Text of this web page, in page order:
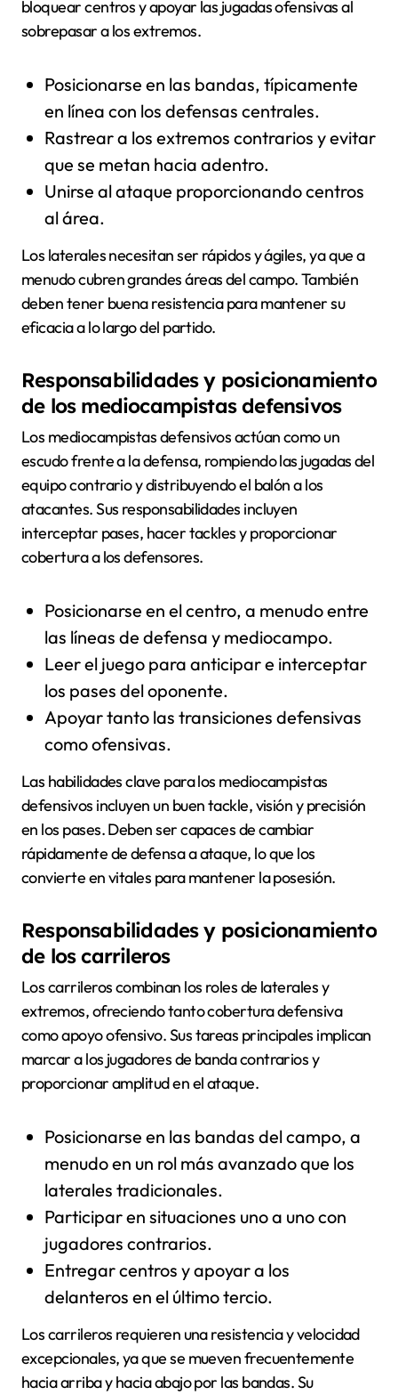
bloquear centros y apoyar las jugadas ofensivas al
sobrepasar a los extremos.
Posicionarse en las bandas, típicamente
en línea con los defensas centrales.
Rastrear a los extremos contrarios y evitar
que se metan hacia adentro.
Unirse al ataque proporcionando centros
al área.
Los laterales necesitan ser rápidos y ágiles, ya que a
menudo cubren grandes áreas del campo. También
deben tener buena resistencia para mantener su
eficacia a lo largo del partido.
Responsabilidades y posicionamiento
de los mediocampistas defensivos
Los mediocampistas defensivos actúan como un
escudo frente a la defensa, rompiendo las jugadas del
equipo contrario y distribuyendo el balón a los
atacantes. Sus responsabilidades incluyen
interceptar pases, hacer tackles y proporcionar
cobertura a los defensores.
Posicionarse en el centro, a menudo entre
las líneas de defensa y mediocampo.
Leer el juego para anticipar e interceptar
los pases del oponente.
Apoyar tanto las transiciones defensivas
como ofensivas.
Las habilidades clave para los mediocampistas
defensivos incluyen un buen tackle, visión y precisión
en los pases. Deben ser capaces de cambiar
rápidamente de defensa a ataque, lo que los
convierte en vitales para mantener la posesión.
Responsabilidades y posicionamiento
de los carrileros
Los carrileros combinan los roles de laterales y
extremos, ofreciendo tanto cobertura defensiva
como apoyo ofensivo. Sus tareas principales implican
marcar a los jugadores de banda contrarios y
proporcionar amplitud en el ataque.
Posicionarse en las bandas del campo, a
menudo en un rol más avanzado que los
laterales tradicionales.
Participar en situaciones uno a uno con
jugadores contrarios.
Entregar centros y apoyar a los
delanteros en el último tercio.
Los carrileros requieren una resistencia y velocidad
excepcionales, ya que se mueven frecuentemente
hacia arriba y hacia abajo por las bandas. Su